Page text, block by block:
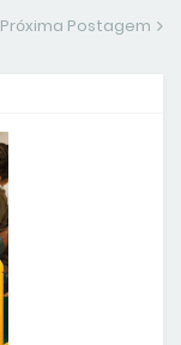
Próxima Postagem